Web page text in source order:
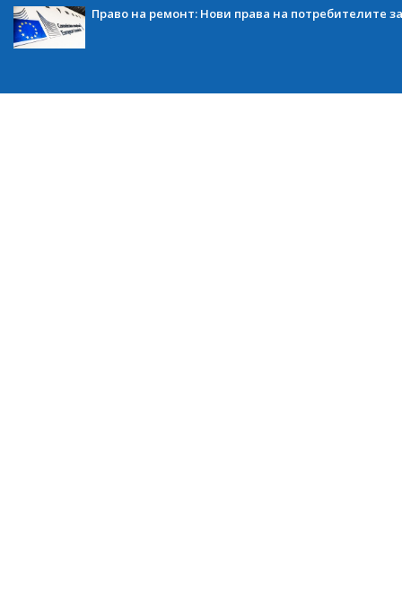
Право на ремонт: Нови права на потребителите